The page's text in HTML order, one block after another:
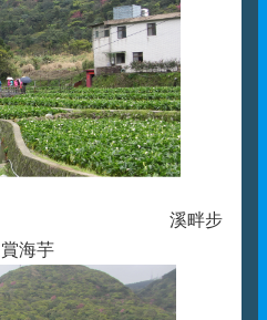
景 溪畔步
海芋